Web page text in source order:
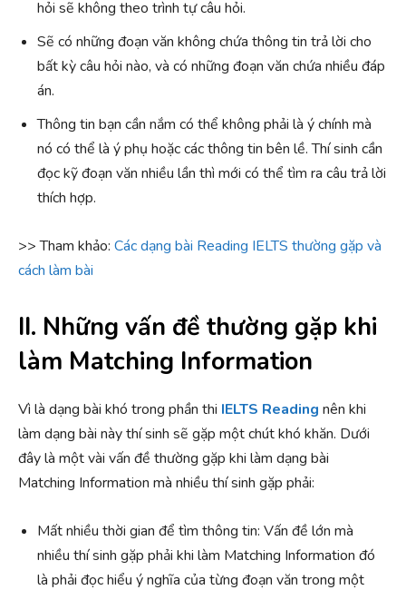
hỏi sẽ không theo trình tự câu hỏi.
Sẽ có những đoạn văn không chứa thông tin trả lời cho
bất kỳ câu hỏi nào, và có những đoạn văn chứa nhiều đáp
án.
Thông tin bạn cần nắm có thể không phải là ý chính mà
nó có thể là ý phụ hoặc các thông tin bên lề. Thí sinh cần
đọc kỹ đoạn văn nhiều lần thì mới có thể tìm ra câu trả lời
thích hợp.
>> Tham khảo: Các dạng bài Reading IELTS thường gặp và
cách làm bài
II. Những vấn đề thường gặp khi
làm Matching Information
Vì là dạng bài khó trong phần thi IELTS Reading nên khi
làm dạng bài này thí sinh sẽ gặp một chút khó khăn. Dưới
đây là một vài vấn đề thường gặp khi làm dạng bài
Matching Information mà nhiều thí sinh gặp phải:
Mất nhiều thời gian để tìm thông tin: Vấn đề lớn mà
nhiều thí sinh gặp phải khi làm Matching Information đó
là phải đọc hiểu ý nghĩa của từng đoạn văn trong một